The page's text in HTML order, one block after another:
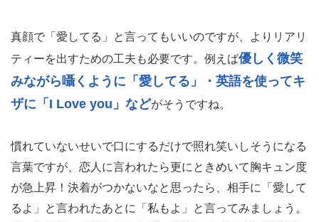
真顔で「愛してる」と言ってもいいのですが、よりリアリ
ティーを出すための工夫も必要です。例えば優しく微笑
みながら囁くように「愛してる」・英語を使ってキ
ザに「I Love you」などがそうですね。
慣れていないせいで口にするだけで照れ笑いしそうになる
言葉ですが、恋人に言われたら更にときめいて胸キュン度
が急上昇！決着がつかないなと思ったら、相手に「愛して
るよ」と言われたあとに「私もよ」と言ってみましょう。